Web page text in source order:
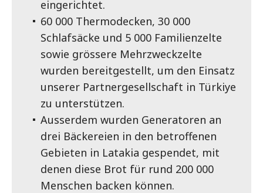
eingerichtet.
60 000 Thermodecken, 30 000
Schlafsäcke und 5 000 Familienzelte
sowie grössere Mehrzweckzelte
wurden bereitgestellt, um den Einsatz
unserer Partnergesellschaft in Türkiye
zu unterstützen.
Ausserdem wurden Generatoren an
drei Bäckereien in den betroffenen
Gebieten in Latakia gespendet, mit
denen diese Brot für rund 200 000
Menschen backen können.